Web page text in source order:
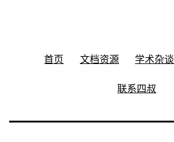
首页 文档资源 学术杂谈
联系四叔